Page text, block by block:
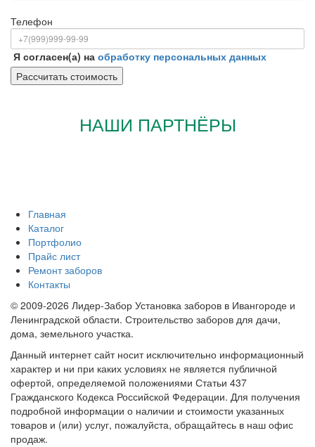
Телефон
Я согласен(а) на обработку персональных данных
НАШИ ПАРТНЁРЫ
Главная
Каталог
Портфолио
Прайс лист
Ремонт заборов
Контакты
© 2009-2026 Лидер-Забор Установка заборов в Ивангороде и
Ленинградской области. Строительство заборов для дачи,
дома, земельного участка.
Данный интернет сайт носит исключительно информационный
характер и ни при каких условиях не является публичной
офертой, определяемой положениями Статьи 437
Гражданского Кодекса Российской Федерации. Для получения
подробной информации о наличии и стоимости указанных
товаров и (или) услуг, пожалуйста, обращайтесь в наш офис
продаж.